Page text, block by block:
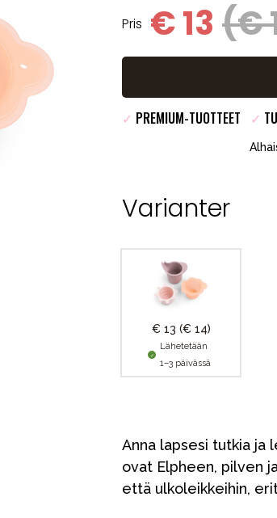
Pris € 13 (€
✓ PREMIUM-TUOTTEET ✓
Varianter
€ 13 (€ 14)
Lähetetään
1–3 päivässä
Anna lapsesi tutkia ja
ovat Elpheen, pilven
että ulkoleikkeihin,